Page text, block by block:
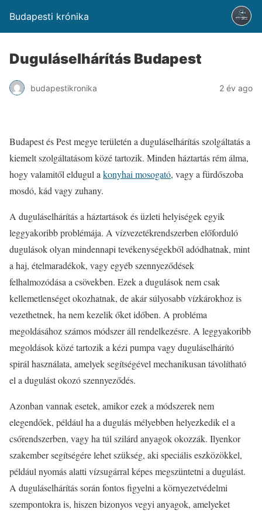
Budapesti krónika
Duguláselhárítás Budapest
budapestikronika 2 év ago
Budapest és Pest megye területén a duguláselhárítás szolgáltatás a
kiemelt szolgáltatásom közé tartozik. Minden háztartás rém álma,
hogy valamitől eldugul a konyhai mosogató, vagy a fürdőszoba
mosdó, kád vagy zuhany.
A duguláselhárítás a háztartások és üzleti helyiségek egyik
leggyakoribb problémája. A vízvezetékrendszerben előforduló
dugulások olyan mindennapi tevékenységekből adódhatnak, mint
a haj, ételmaradékok, vagy egyéb szennyeződések
felhalmozódása a csövekben. Ezek a dugulások nem csak
kellemetlenséget okozhatnak, de akár súlyosabb vízkárokhoz is
vezethetnek, ha nem kezelik őket időben. A probléma
megoldásához számos módszer áll rendelkezésre. A leggyakoribb
megoldások közé tartozik a kézi pumpa vagy duguláselhárító
spirál használata, amelyek segítségével mechanikusan távolítható
el a dugulást okozó szennyeződés.
Azonban vannak esetek, amikor ezek a módszerek nem
elegendőek, például ha a dugulás mélyebben helyezkedik el a
csőrendszerben, vagy ha túl szilárd anyagok okozzák. Ilyenkor
szakember segítségére lehet szükség, aki speciális eszközökkel,
például nyomás alatti vízsugárral képes megszüntetni a dugulást.
A duguláselhárítás során fontos figyelni a környezetvédelmi
szempontokra is, hiszen bizonyos vegyi anyagok, amelyeket